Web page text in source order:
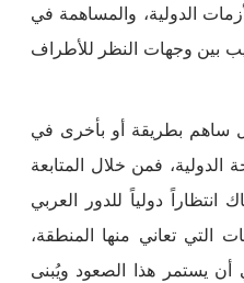
الدولية، والمساهمة في
بين وجهات النظر للأطراف
ساهم بطريقة أو بأخرى في
فمن خلال المتابعة
دولياً للدور العربي
التي تعاني منها المنطقة،
أن يستمر هذا الصعود ويُبنى